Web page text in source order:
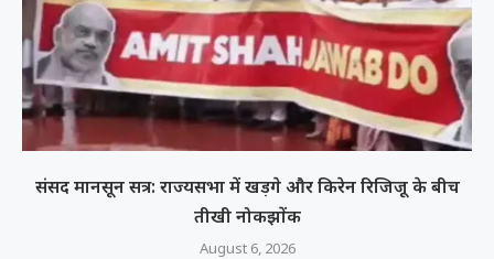
संसद मानसून सत्र: राज्यसभा में खड़गे और किरेन रिजिजू के बीच
तीखी नोकझोंक
August 6, 2026